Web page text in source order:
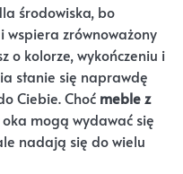
środowiska, bo
zrównoważony
o kolorze, wykończeniu i
stanie się naprawdę
Ciebie. Choć meble z
mogą wydawać się
nadają się do wielu